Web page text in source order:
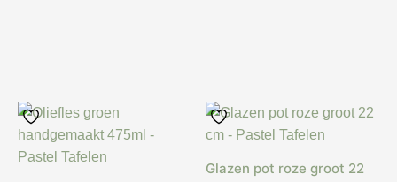
Glazen pot roze groot 22